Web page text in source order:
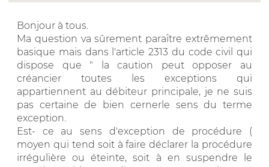
Bonjour à tous.
Ma question va sûrement paraître extrêmement
basique mais dans l'article 2313 du code civil qui
dispose que " la caution peut opposer au
créancier toutes les exceptions qui
appartiennent au débiteur principale, je ne suis
pas certaine de bien cernerle sens du terme
exception.
Est- ce au sens d'exception de procédure (
moyen qui tend soit à faire déclarer la procédure
irrégulière ou éteinte, soit à en suspendre le